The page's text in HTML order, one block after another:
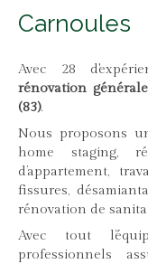
Carnoules
Avec 28
rénovation générale
(83).
Nous proposons
home staging,
d’appartement,
fissures,
rénovation de
Avec tout
professionnels